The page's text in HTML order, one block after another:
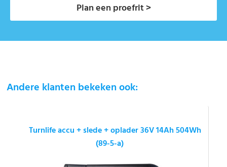
Plan een proefrit >
Andere klanten bekeken ook:
Turnlife accu + slede + oplader 36V 14Ah 504Wh
(89-5-a)